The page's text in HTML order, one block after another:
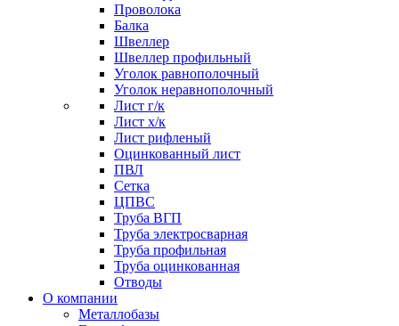
Проволока
Балка
Швеллер
Швеллер профильный
Уголок равнополочный
Уголок неравнополочный
Лист г/к
Лист х/к
Лист рифленый
Оцинкованный лист
ПВЛ
Сетка
ЦПВС
Труба ВГП
Труба электросварная
Труба профильная
Труба оцинкованная
Отводы
О компании
Металлобазы